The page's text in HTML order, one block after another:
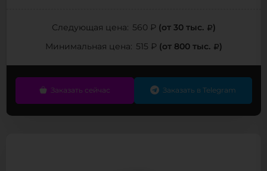
Следующая цена: 560 ₽ (от 30 тыс. )
Минимальная цена: 515 ₽ (от 800 тыс. )
Заказать сейчас Заказать в Telegram